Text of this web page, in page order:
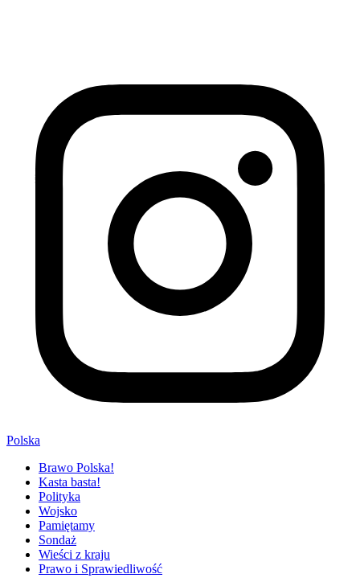
Polska
Brawo Polska!
Kasta basta!
Polityka
Wojsko
Pamiętamy
Sondaż
Wieści z kraju
Prawo i Sprawiedliwość